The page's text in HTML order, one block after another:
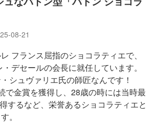
08-21
フランス屈指のショコラティエで、
デセールの会長に就任しています。
シュヴァリエ氏の師匠なんです！
で金賞を獲得し、28歳の時には当時最
するなど、栄誉あるショコラティエと
。